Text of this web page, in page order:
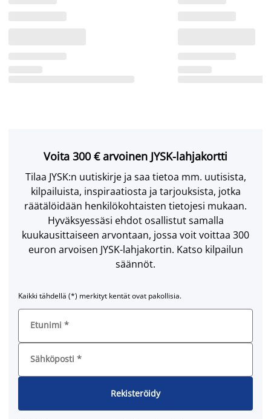
Voita 300 € arvoinen JYSK-lahjakortti
Tilaa JYSK:n uutiskirje ja saa tietoa mm. uutisista,
kilpailuista, inspiraatiosta ja tarjouksista, jotka
räätälöidään henkilökohtaisten tietojesi mukaan.
Hyväksyessäsi ehdot osallistut samalla
kuukausittaiseen arvontaan, jossa voit voittaa 300
euron arvoisen JYSK-lahjakortin. Katso kilpailun
säännöt.
Kaikki tähdellä (*) merkityt kentät ovat pakollisia.
Etunimi *
Sähköposti *
Rekisteröidy